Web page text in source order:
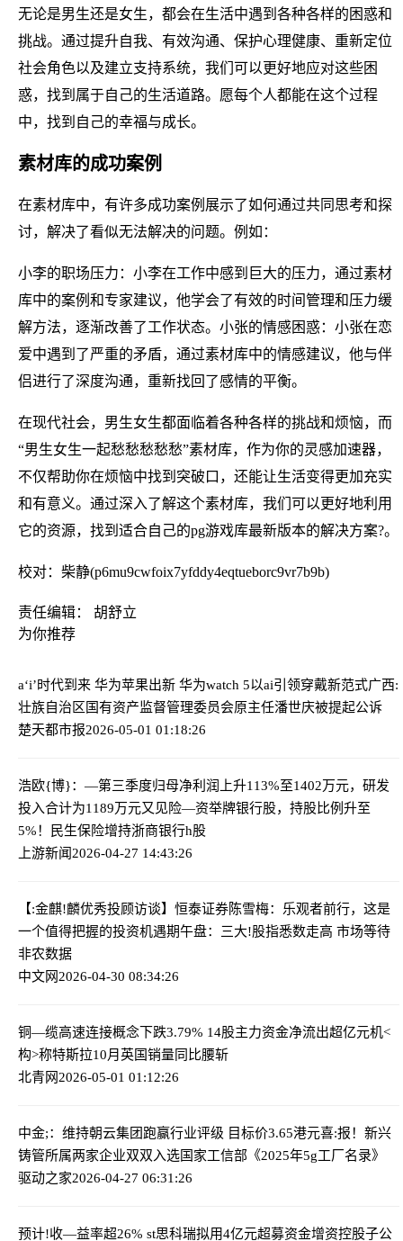
无论是男生还是女生，都会在生活中遇到各种各样的困惑和
挑战。通过提升自我、有效沟通、保护心理健康、重新定位
社会角色以及建立支持系统，我们可以更好地应对这些困
惑，找到属于自己的生活道路。愿每个人都能在这个过程
中，找到自己的幸福与成长。
素材库的成功案例
在素材库中，有许多成功案例展示了如何通过共同思考和探
讨，解决了看似无法解决的问题。例如：
小李的职场压力：小李在工作中感到巨大的压力，通过素材
库中的案例和专家建议，他学会了有效的时间管理和压力缓
解方法，逐渐改善了工作状态。小张的情感困惑：小张在恋
爱中遇到了严重的矛盾，通过素材库中的情感建议，他与伴
侣进行了深度沟通，重新找回了感情的平衡。
在现代社会，男生女生都面临着各种各样的挑战和烦恼，而
“男生女生一起愁愁愁愁愁”素材库，作为你的灵感加速器，
不仅帮助你在烦恼中找到突破口，还能让生活变得更加充实
和有意义。通过深入了解这个素材库，我们可以更好地利用
它的资源，找到适合自己的pg游戏库最新版本的解决方案?。
校对：柴静(p6mu9cwfoix7yfddy4eqtueborc9vr7b9b)
责任编辑： 胡舒立
为你推荐
a‘i’时代到来 华为苹果出新 华为watch 5以ai引领穿戴新范式广西:
壮族自治区国有资产监督管理委员会原主任潘世庆被提起公诉
楚天都市报2026-05-01 01:18:26
浩欧{博}：—第三季度归母净利润上升113%至1402万元，研发
投入合计为1189万元又见险—资举牌银行股，持股比例升至
5%！民生保险增持浙商银行h股
上游新闻2026-04-27 14:43:26
【:金麒!麟优秀投顾访谈】恒泰证券陈雪梅：乐观者前行，这是
一个值得把握的投资机遇期午盘：三大!股指悉数走高 市场等待
非农数据
中文网2026-04-30 08:34:26
铜—缆高速连接概念下跌3.79% 14股主力资金净流出超亿元机<
构>称特斯拉10月英国销量同比腰斩
北青网2026-05-01 01:12:26
中金;：维持朝云集团跑赢行业评级 目标价3.65港元喜:报！新兴
铸管所属两家企业双双入选国家工信部《2025年5g工厂名录》
驱动之家2026-04-27 06:31:26
预计!收—益率超26% st思科瑞拟用4亿元超募资金增资控股子公